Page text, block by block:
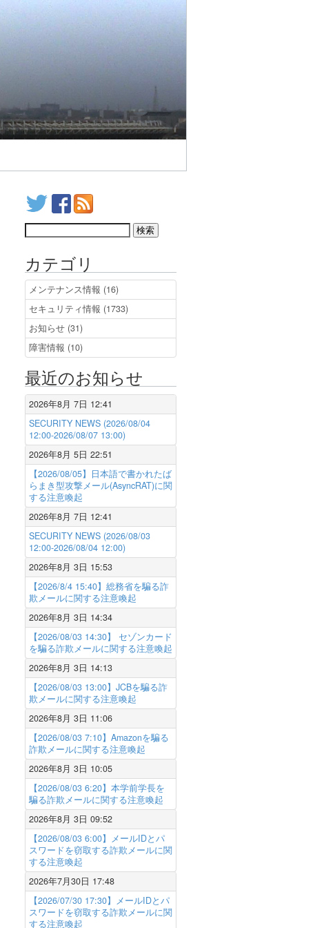
カテゴリ
メンテナンス情報 (16)
セキュリティ情報 (1733)
お知らせ (31)
障害情報 (10)
最近のお知らせ
2026年8月 7日 12:41
SECURITY NEWS (2026/08/04
12:00-2026/08/07 13:00)
2026年8月 5日 22:51
【2026/08/05】日本語で書かれたば
らまき型攻撃メール(AsyncRAT)に関
する注意喚起
2026年8月 7日 12:41
SECURITY NEWS (2026/08/03
12:00-2026/08/04 12:00)
2026年8月 3日 15:53
【2026/8/4 15:40】総務省を騙る詐
欺メールに関する注意喚起
2026年8月 3日 14:34
【2026/08/03 14:30】 セゾンカード
を騙る詐欺メールに関する注意喚起
2026年8月 3日 14:13
【2026/08/03 13:00】JCBを騙る詐
欺メールに関する注意喚起
2026年8月 3日 11:06
【2026/08/03 7:10】Amazonを騙る
詐欺メールに関する注意喚起
2026年8月 3日 10:05
【2026/08/03 6:20】本学前学長を
騙る詐欺メールに関する注意喚起
2026年8月 3日 09:52
【2026/08/03 6:00】メールIDとパ
スワードを窃取する詐欺メールに関
する注意喚起
2026年7月30日 17:48
【2026/07/30 17:30】メールIDとパ
スワードを窃取する詐欺メールに関
する注意喚起